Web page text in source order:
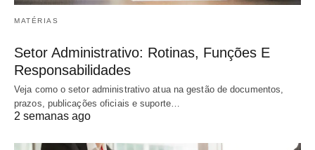
MATÉRIAS
Setor Administrativo: Rotinas, Funções E
Responsabilidades
Veja como o setor administrativo atua na gestão de documentos,
prazos, publicações oficiais e suporte…
2 semanas ago